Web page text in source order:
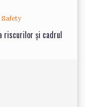
riscurilor și cadrul